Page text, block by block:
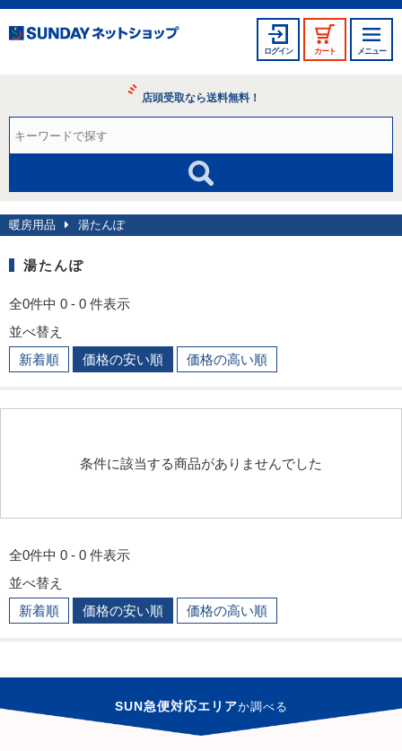
ログイン カート メニュー
店頭受取なら送料無料！
暖房用品 湯たんぽ
湯たんぽ
全0件中 0 - 0 件表示
並べ替え
新着順
価格の安い順 価格の高い順
条件に該当する商品がありませんでした
全0件中 0 - 0 件表示
並べ替え
新着順
価格の安い順 価格の高い順
SUN急便対応エリアか調べる